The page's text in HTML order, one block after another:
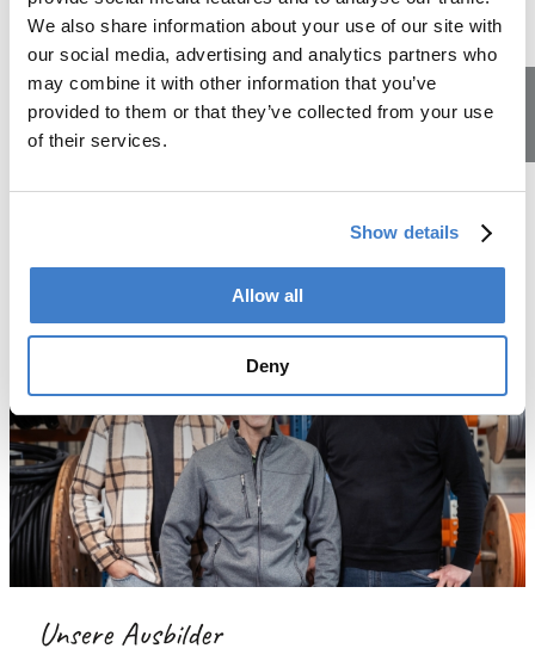
We also share information about your use of our site with
our social media, advertising and analytics partners who
may combine it with other information that you’ve
provided to them or that they’ve collected from your use
of their services.
Show details
Allow all
Deny
regelmässiger Verbindungen, ganz einfach zu erreichen.
Über Mittag kannst du dich in unserem Personalrestaurant
günstig verpflegen.
Oder du nutzt die Zeit für etwas Sport an der frischen Luft
im schönen Reppischtal oder in unserem kleinen Fitness-
Unsere Ausbilder